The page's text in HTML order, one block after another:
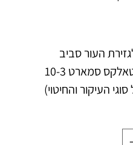
העיקור והחיטוי)